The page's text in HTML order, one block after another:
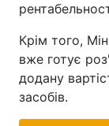
Крім того,
вже готує
додану
засобів.